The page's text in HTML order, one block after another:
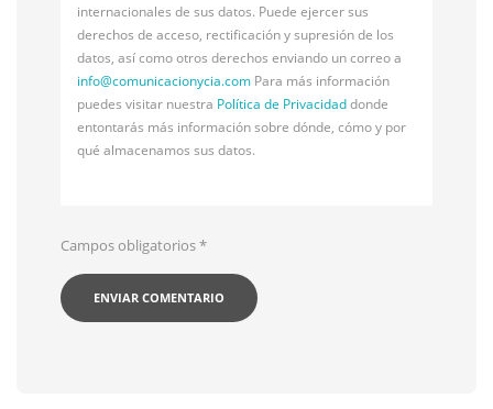
internacionales de sus datos. Puede ejercer sus
derechos de acceso, rectificación y supresión de los
datos, así como otros derechos enviando un correo a
info@comunicacionycia.com Para más información
puedes visitar nuestra Política de Privacidaddonde
entontarás más información sobre dónde, cómo y por
qué almacenamos sus datos.
Campos obligatorios*